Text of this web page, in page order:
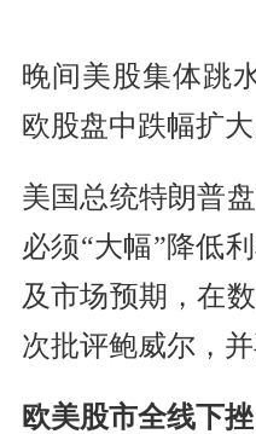
晚间美股集体跳
欧股盘中跌幅扩大
美国总统特朗普
必须“大幅”降低
及市场预期，在
次批评鲍威尔，并
欧美股市全线下挫